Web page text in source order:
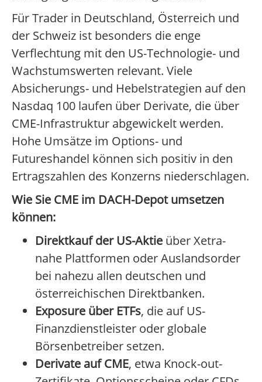
Für Trader in Deutschland, Österreich und
der Schweiz ist besonders die enge
Verflechtung mit den US-Technologie- und
Wachstumswerten relevant. Viele
Absicherungs- und Hebelstrategien auf den
Nasdaq 100 laufen über Derivate, die über
CME-Infrastruktur abgewickelt werden.
Hohe Umsätze im Options- und
Futureshandel können sich positiv in den
Ertragszahlen des Konzerns niederschlagen.
Wie Sie CME im DACH-Depot umsetzen
können:
Direktkauf der US-Aktie über Xetra-
nahe Plattformen oder Auslandsorder
bei nahezu allen deutschen und
österreichischen Direktbanken.
Exposure über ETFs, die auf US-
Finanzdienstleister oder globale
Börsenbetreiber setzen.
Derivate auf CME, etwa Knock-out-